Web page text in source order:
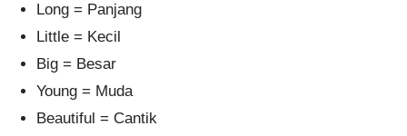
Long = Panjang
Little = Kecil
Big = Besar
Young = Muda
Beautiful = Cantik